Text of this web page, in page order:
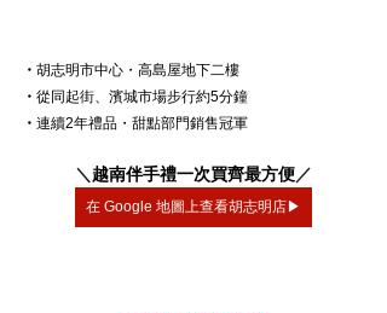
・ 胡志明市中心・高島屋地下二樓
・ 從同起街、濱城市場步行約5分鐘
・ 連續2年禮品・甜點部門銷售冠軍
＼ 越南伴手禮一次買齊最方便／
在 Google 地圖上查看胡志明店▶